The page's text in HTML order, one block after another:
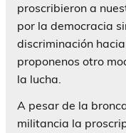
proscribieron a
por la democracia
discriminación
proponenos otro
la lucha.
A pesar de la
militancia la